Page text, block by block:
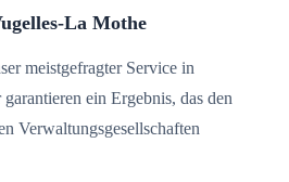
La Mothe
meistgefragter Service in
garantieren ein Ergebnis, das den
Verwaltungsgesellschaften